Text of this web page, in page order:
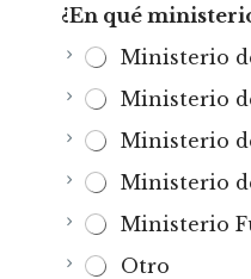
¿En qué
Ministerio
Ministerio
Ministerio
Ministerio
Ministerio
Otro